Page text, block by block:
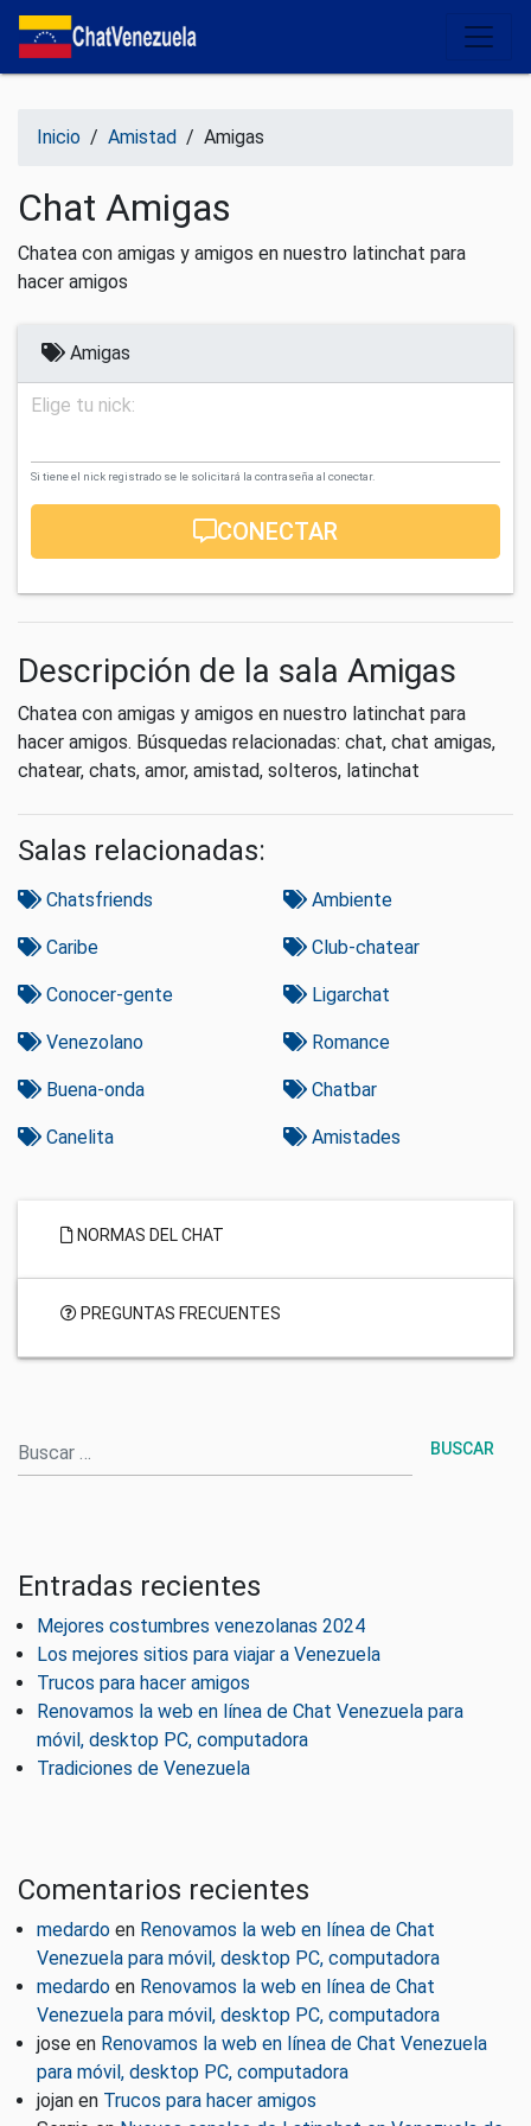
Salir del contenido
Inicio / Amistad / Amigas
Chat Amigas
Chatea con amigas y amigos en nuestro latinchat para
hacer amigos
Amigas
Elige tu nick:
Si tiene el nick registrado se le solicitará la contraseña al conectar.
CONECTAR
Descripción de la sala Amigas
Chatea con amigas y amigos en nuestro latinchat para
hacer amigos. Búsquedas relacionadas: chat, chat amigas,
chatear, chats, amor, amistad, solteros, latinchat
Salas relacionadas:
Chatsfriends Ambiente
Caribe Club-chatear
Conocer-gente Ligarchat
Venezolano Romance
Buena-onda Chatbar
Canelita Amistades
NORMAS DEL CHAT
PREGUNTAS FRECUENTES
Entradas recientes
Mejores costumbres venezolanas 2024
Los mejores sitios para viajar a Venezuela
Trucos para hacer amigos
Renovamos la web en línea de Chat Venezuela para
móvil, desktop PC, computadora
Tradiciones de Venezuela
Comentarios recientes
medardo en Renovamos la web en línea de Chat
Venezuela para móvil, desktop PC, computadora
medardo en Renovamos la web en línea de Chat
Venezuela para móvil, desktop PC, computadora
jose en Renovamos la web en línea de Chat Venezuela
para móvil, desktop PC, computadora
jojan en Trucos para hacer amigos